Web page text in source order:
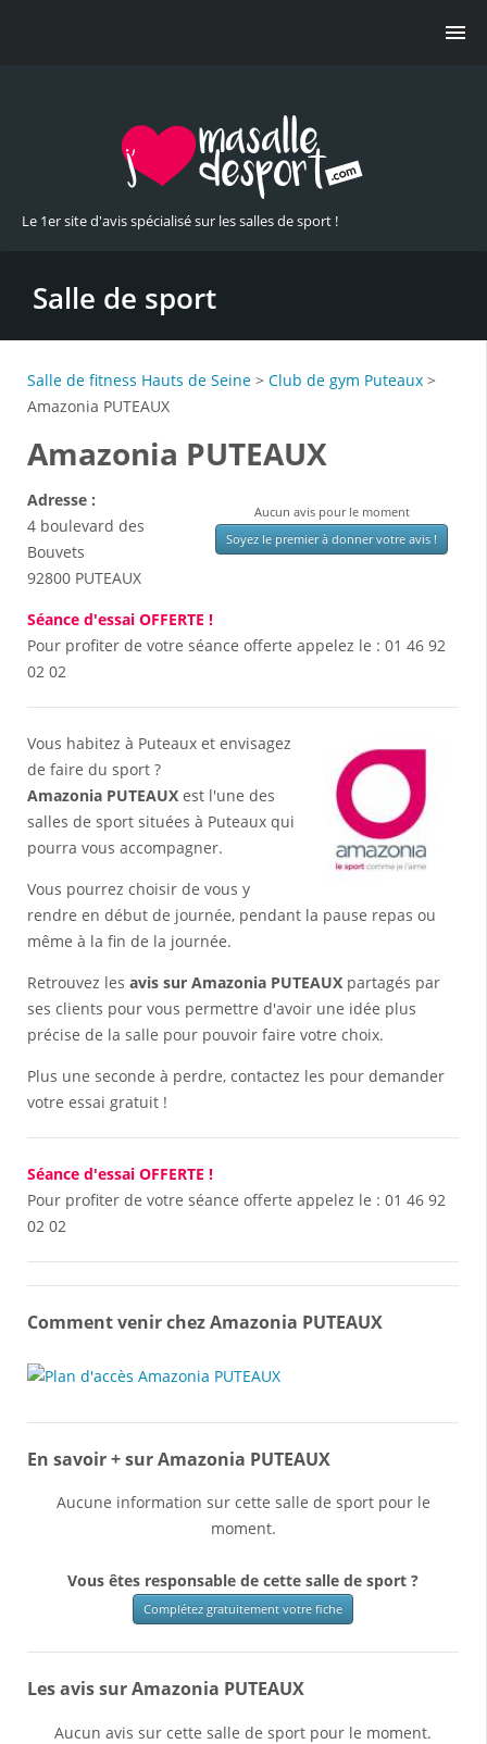
Le 1er site d'avis spécialisé sur les salles de sport !
Salle de sport
Salle de fitness Hauts de Seine > Club de gym Puteaux >
Amazonia PUTEAUX
Amazonia PUTEAUX
Aucun avis pour le moment
Soyez le premier à donner votre avis !
Adresse :
4 boulevard des
Bouvets
92800 PUTEAUX
Séance d'essai OFFERTE !
Pour profiter de votre séance offerte appelez le : 01 46 92
02 02
Vous habitez à Puteaux et envisagez
de faire du sport ?
Amazonia PUTEAUX est l'une des
salles de sport situées à Puteaux qui
pourra vous accompagner.
Vous pourrez choisir de vous y
rendre en début de journée, pendant la pause repas ou
même à la fin de la journée.
Retrouvez les avis sur Amazonia PUTEAUX partagés par
ses clients pour vous permettre d'avoir une idée plus
précise de la salle pour pouvoir faire votre choix.
Plus une seconde à perdre, contactez les pour demander
votre essai gratuit !
Séance d'essai OFFERTE !
Pour profiter de votre séance offerte appelez le : 01 46 92
02 02
Comment venir chez Amazonia PUTEAUX
En savoir + sur Amazonia PUTEAUX
Aucune information sur cette salle de sport pour le
moment.
Vous êtes responsable de cette salle de sport ?
Complétez gratuitement votre fiche
Les avis sur Amazonia PUTEAUX
Aucun avis sur cette salle de sport pour le moment.